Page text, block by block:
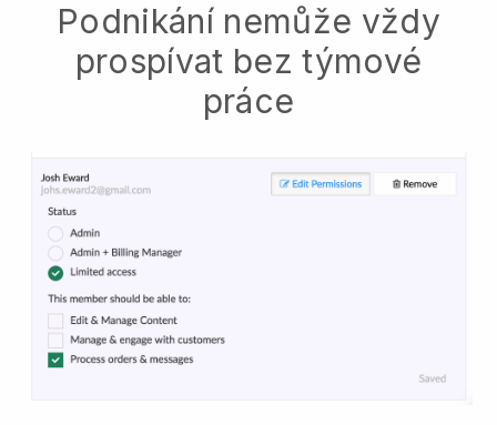
Podnikání nemůže vždy
prospívat bez týmové
práce